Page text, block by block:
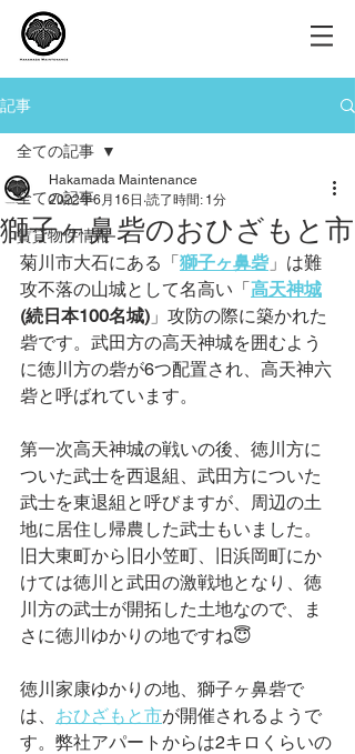
記事
全ての記事
賃貸物件情報
全ての記事
獅子ヶ鼻砦のおひざもと市
Hakamada Maintenance
2022年6月16日 読了時間: 1分
菊川市大石にある「獅子ヶ鼻砦」は難
攻不落の山城として名高い「高天神城
(続日本100名城) 」攻防の際に築かれた
砦です。武田方の高天神城を囲むよう
に徳川方の砦が6つ配置され、高天神六
砦と呼ばれています。
第一次高天神城の戦いの後、徳川方に
ついた武士を西退組、武田方についた
武士を東退組と呼びますが、周辺の土
地に居住し帰農した武士もいました。
旧大東町から旧小笠町、旧浜岡町にか
けては徳川と武田の激戦地となり、徳
川方の武士が開拓した土地なので、ま
さに徳川ゆかりの地ですね😇
徳川家康ゆかりの地、獅子ヶ鼻砦で
は、 おひざもと市が開催されるようで
す。弊社アパートからは2キロくらいの